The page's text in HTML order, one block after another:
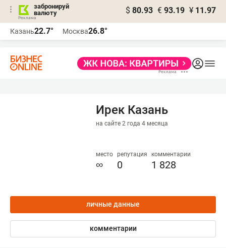
забронируй
валюту
$ 80.93 € 93.19 ¥ 11.97
Казань22.7° Москва26.8°
Ирек Казань
на сайте 2 года 4 месяца
место
∞
репутация
0
комментарии
1 828
личные данные
комментарии